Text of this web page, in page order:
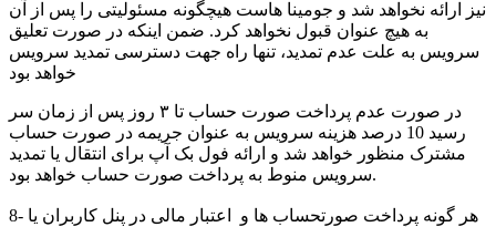
نیز ارائه نخواهد شد و جومینا هاست هیچگونه مسئولیتی را پس از آن
به هیچ عنوان قبول نخواهد کرد. ضمن اینکه در صورت تعلیق
سرویس به علت عدم تمدید، تنها راه جهت دسترسی تمدید سرویس
خواهد بود
در صورت عدم پرداخت صورت حساب تا ۳ روز پس از زمان سر
رسید 10 درصد هزینه سرویس به عنوان جریمه در صورت حساب
مشترک منظور خواهد شد و ارائه فول بک آپ برای انتقال یا تمدید
سرویس منوط به پرداخت صورت حساب خواهد بود.
8- هر گونه پرداخت صورتحساب ها و اعتبار مالی در پنل کاربران یا